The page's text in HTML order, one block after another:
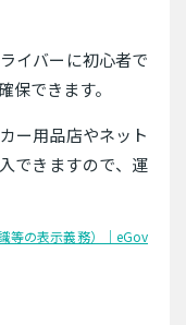
イバーに初心者で
保できます。
ー用品店やネット
できますので、運
等の表示義務）｜eGov